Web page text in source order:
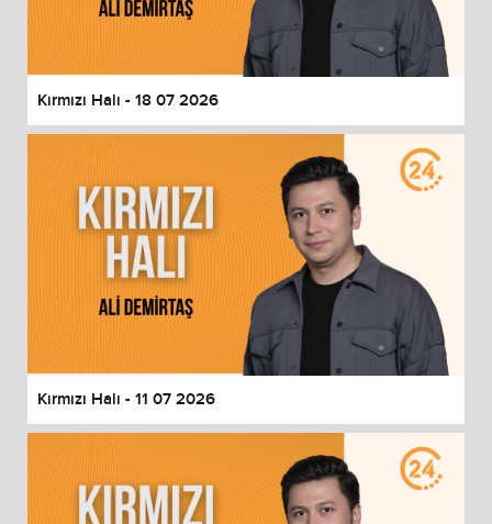
Kırmızı Halı - 18 07 2026
Kırmızı Halı - 11 07 2026